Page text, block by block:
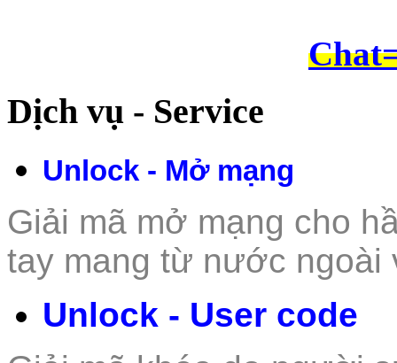
Dịch vụ - Service
Unlock - Mở mạng
Giải mã mở mạng cho
tay mang từ nước ngoài
Unlock - User code